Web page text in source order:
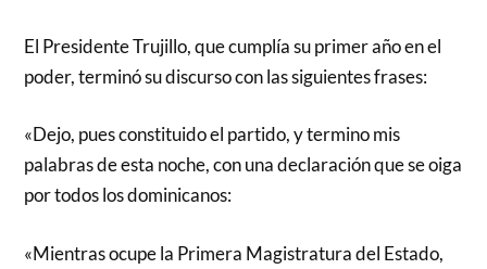
El Presidente Trujillo, que cumplía su primer año en el
poder, terminó su discurso con las siguientes frases:
«Dejo, pues constituido el partido, y termino mis
palabras de esta noche, con una declaración que se oiga
por todos los dominicanos:
«Mientras ocupe la Primera Magistratura del Estado,